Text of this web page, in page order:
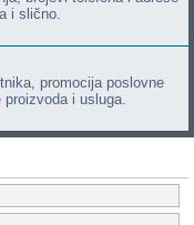
i slično.
promocija poslovne
i usluga.